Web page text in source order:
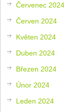
Červenec 2024
Červen 2024
Květen 2024
Duben 2024
Březen 2024
Únor 2024
Leden 2024